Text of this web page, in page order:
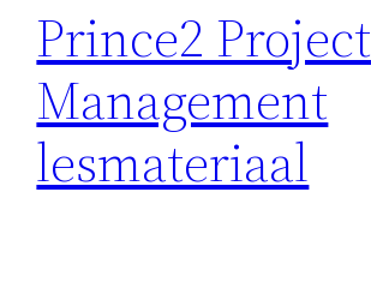
Prince2 Project
Management
lesmateriaal